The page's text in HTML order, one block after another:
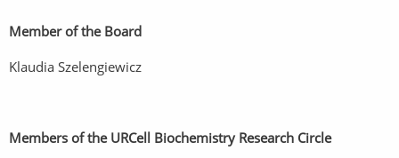
Member of the Board
Klaudia Szelengiewicz
Members of the URCell Biochemistry Research Circle